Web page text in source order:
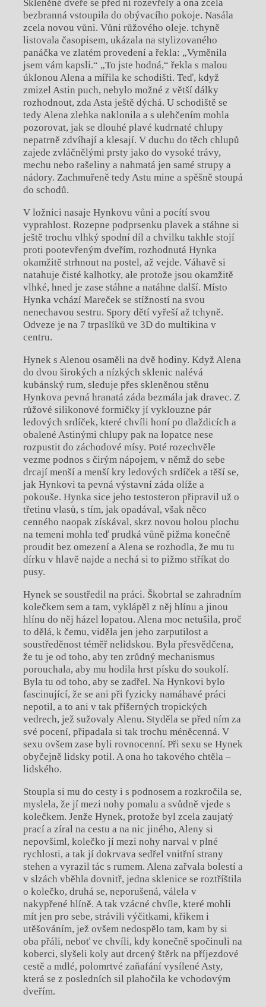
Skleněné dveře se před ní rozevřely a ona zcela
bezbranná vstoupila do obývacího pokoje. Nasála
zcela novou vůni. Vůni růžového oleje. tchyně
listovala časopisem, ukázala na stylizovaného
panáčka ve zlatém provedení a řekla: „Vyměnila
jsem vám kapsli.“ „To jste hodná,“ řekla s malou
úklonou Alena a mířila ke schodišti. Teď, když
zmizel Astin puch, nebylo možné z větší dálky
rozhodnout, zda Asta ještě dýchá. U schodiště se
tedy Alena zlehka naklonila a s ulehčením mohla
pozorovat, jak se dlouhé plavé kudrnaté chlupy
nepatrně zdvíhají a klesají. V duchu do těch chlupů
zajede zvláčnělými prsty jako do vysoké trávy,
mechu nebo rašeliny a nahmatá jen samé strupy a
nádory. Zachmuřeně tedy Astu mine a spěšně stoupá
do schodů.
V ložnici nasaje Hynkovu vůni a pocítí svou
vyprahlost. Rozepne podprsenku plavek a stáhne si
ještě trochu vlhký spodní díl a chvilku takhle stojí
proti pootevřeným dveřím, rozhodnutá Hynka
okamžitě strhnout na postel, až vejde. Váhavě si
natahuje čisté kalhotky, ale protože jsou okamžitě
vlhké, hned je zase stáhne a natáhne další. Místo
Hynka vchází Mareček se stížností na svou
nenechavou sestru. Spory dětí vyřeší až tchyně.
Odveze je na 7 trpaslíků ve 3D do multikina v
centru.
Hynek s Alenou osaměli na dvě hodiny. Když Alena
do dvou širokých a nízkých sklenic nalévá
kubánský rum, sleduje přes skleněnou stěnu
Hynkova pevná hranatá záda bezmála jak dravec. Z
růžové silikonové formičky jí vyklouzne pár
ledových srdíček, které chvíli honí po dlaždicích a
obalené Astinými chlupy pak na lopatce nese
rozpustit do záchodové mísy. Poté rozechvěle
vezme podnos s čirým nápojem, v němž do sebe
drcají menší a menší kry ledových srdíček a těší se,
jak Hynkovi ta pevná výstavní záda olíže a
pokouše. Hynka sice jeho testosteron připravil už o
třetinu vlasů, s tím, jak opadával, však něco
cenného naopak získával, skrz novou holou plochu
na temeni mohla teď prudká vůně pižma konečně
proudit bez omezení a Alena se rozhodla, že mu tu
dírku v hlavě najde a nechá si to pižmo stříkat do
pusy.
Hynek se soustředil na práci. Škobrtal se zahradním
kolečkem sem a tam, vyklápěl z něj hlínu a jinou
hlínu do něj házel lopatou. Alena moc netušila, proč
to dělá, k čemu, viděla jen jeho zarputilost a
soustředěnost téměř nelidskou. Byla přesvědčena,
že tu je od toho, aby ten zrůdný mechanismus
porouchala, aby mu hodila hrst písku do soukolí.
Byla tu od toho, aby se zadřel. Na Hynkovi bylo
fascinující, že se ani při fyzicky namáhavé práci
nepotil, a to ani v tak příšerných tropických
vedrech, jež sužovaly Alenu. Styděla se před ním za
své pocení, připadala si tak trochu méněcenná. V
sexu ovšem zase byli rovnocenní. Při sexu se Hynek
obyčejně lidsky potil. A ona ho takového chtěla –
lidského.
Stoupla si mu do cesty i s podnosem a rozkročila se,
myslela, že jí mezi nohy pomalu a svůdně vjede s
kolečkem. Jenže Hynek, protože byl zcela zaujatý
prací a zíral na cestu a na nic jiného, Aleny si
nepovšiml, kolečko jí mezi nohy narval v plné
rychlosti, a tak jí dokrvava sedřel vnitřní strany
stehen a vyrazil tác s rumem. Alena zařvala bolestí a
v slzách vběhla dovnitř, jedna sklenice se roztříštila
o kolečko, druhá se, neporušená, válela v
nakypřené hlíně. A tak vzácné chvíle, které mohli
mít jen pro sebe, strávili výčitkami, křikem i
utěšováním, jež ovšem nedospělo tam, kam by si
oba přáli, neboť ve chvíli, kdy konečně spočinuli na
koberci, slyšeli koly aut drcený štěrk na příjezdové
cestě a mdlé, polomrtvé zaňafání vysílené Asty,
která se z posledních sil plahočila ke vchodovým
dveřím.